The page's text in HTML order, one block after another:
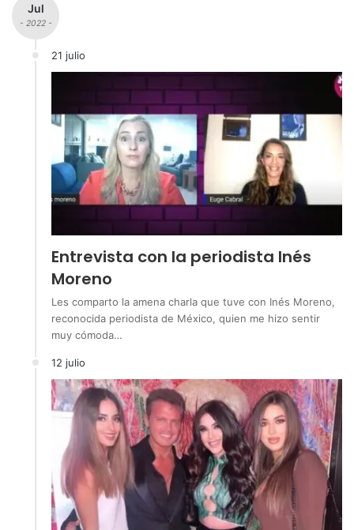
Jul
- 2022 -
21 julio
Entrevista con la periodista Inés
Moreno
Les comparto la amena charla que tuve con Inés Moreno,
reconocida periodista de México, quien me hizo sentir
muy cómoda…
12 julio